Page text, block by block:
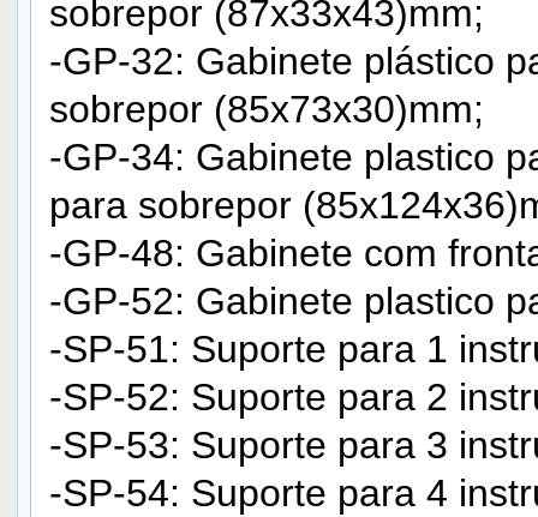
sobrepor (87x33x43)mm;
-GP-32: Gabinete plástico
sobrepor (85x73x30)mm;
-GP-34: Gabinete plastico
para sobrepor
-GP-48: Gabinete com
-GP-52: Gabinete plastico
-SP-51: Suporte para 1
-SP-52: Suporte para 2
-SP-53: Suporte para 3
-SP-54: Suporte para 4